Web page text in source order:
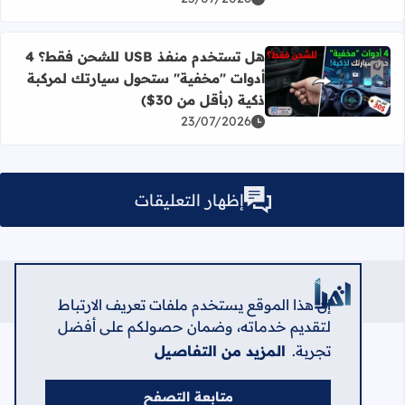
إن هذا الموقع يستخدم ملفات تعريف الارتباط
لتقديم خدماته، وضمان حصولكم على أفضل
تجربة. المزيد من التفاصيل
متابعة التصفح
أضف إلى العلامات المرجعية
اقرأ المزيد عن هل تستخدم منفذ USB للشحن فقط؟ 4 أدوات "مخفية" ستحول سيارتك لمركبة ذكية (بأقل من 30$)
هل تستخدم منفذ USB للشحن فقط؟ 4
أدوات "مخفية" ستحول سيارتك لمركبة
ذكية (بأقل من 30$)
23/07/2026
إظهار التعليقات